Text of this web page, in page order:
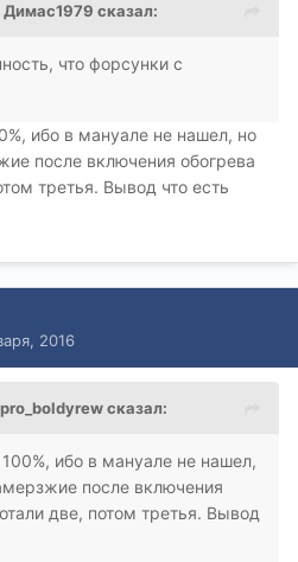
сказал:
что форсунки с
ибо в мануале не нашел, но
после включения обогрева
третья. Вывод что есть
2016
сказал:
ибо в мануале не нашел,
после включения
две, потом третья. Вывод